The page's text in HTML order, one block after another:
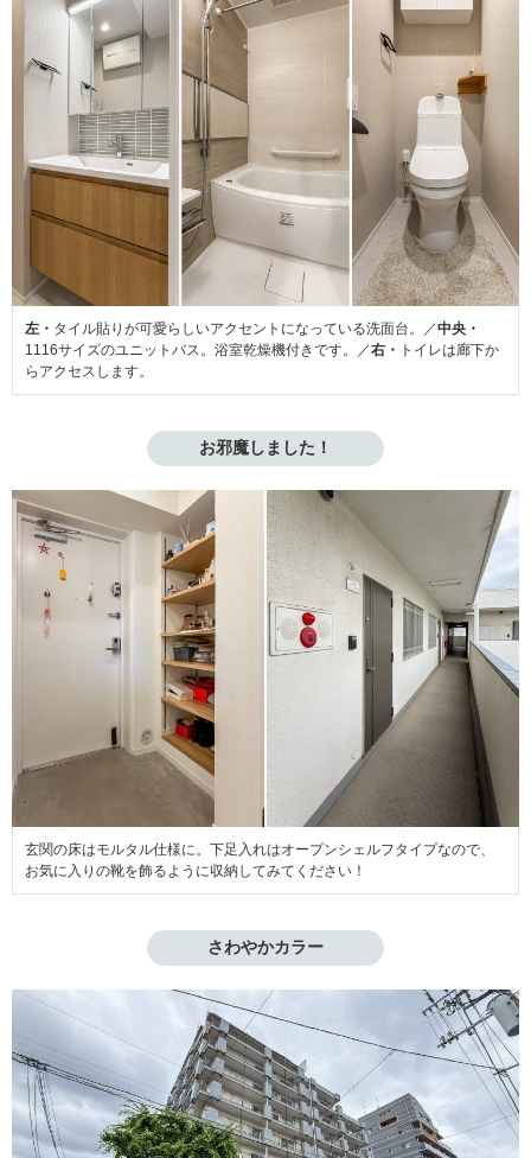
左・ タイル貼りが可愛らしいアクセントになっている洗面台。／中央・
1116サイズのユニットバス。浴室乾燥機付きです。／右・ トイレは廊下か
らアクセスします。
お邪魔しました！
玄関の床はモルタル仕様に。下足入れはオープンシェルフタイプなので、
お気に入りの靴を飾るように収納してみてください！
さわやかカラー